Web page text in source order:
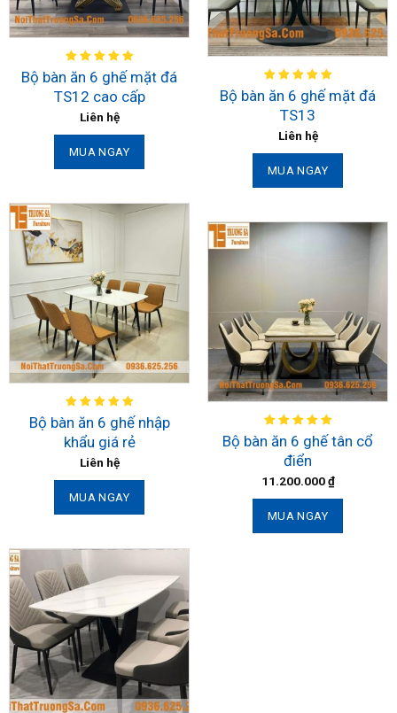
Bộ bàn ăn 6 ghế mặt đá
TS12 cao cấp
Liên hệ
MUA NGAY
Bộ bàn ăn 6 ghế mặt đá
TS13
Liên hệ
MUA NGAY
Bộ bàn ăn 6 ghế nhập
khẩu giá rẻ
Liên hệ
MUA NGAY
Bộ bàn ăn 6 ghế tân cổ
điển
11.200.000₫
MUA NGAY